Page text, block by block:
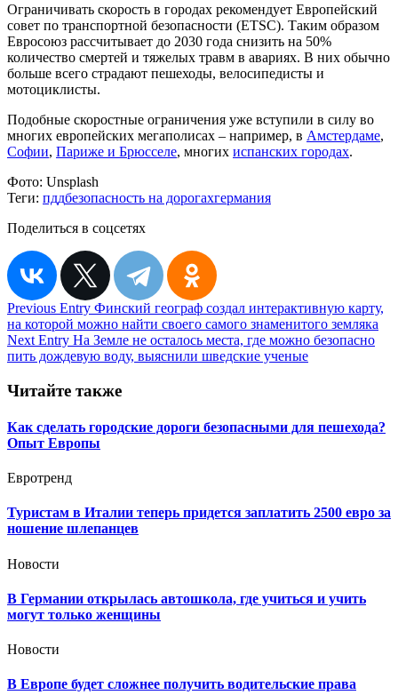
Ограничивать скорость в городах рекомендует Европейский
совет по транспортной безопасности (ETSC). Таким образом
Евросоюз рассчитывает до 2030 года снизить на 50%
количество смертей и тяжелых травм в авариях. В них обычно
больше всего страдают пешеходы, велосипедисты и
мотоциклисты.
Подобные скоростные ограничения уже вступили в силу во
многих европейских мегаполисах – например, в Амстердаме,
Софии, Париже и Брюсселе, многих испанских городах.
Фото: Unsplash
Теги: пддбезопасность на дорогахгермания
Поделиться в соцсетях
Навигация
по
записям
Previous Entry Финский географ создал интерактивную карту,
на которой можно найти своего самого знаменитого земляка
Next Entry На Земле не осталось места, где можно безопасно
пить дождевую воду, выяснили шведские ученые
Читайте также
Как сделать городские дороги безопасными для пешехода?
Опыт Европы
Евротренд
Туристам в Италии теперь придется заплатить 2500 евро за
ношение шлепанцев
Новости
В Германии открылась автошкола, где учиться и учить
могут только женщины
Новости
В Европе будет сложнее получить водительские права